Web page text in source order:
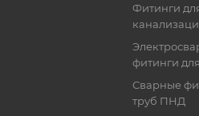
Фитинги
фитинги
Сварные
труб ПНД